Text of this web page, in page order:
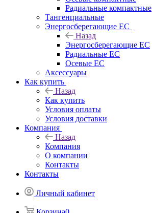
Радиальные компактные
Тангенциальные
Энергосберегающие EC
Назад
Энергосберегающие EC
Радиальные EC
Осевые EC
Аксессуары
Как купить
Назад
Как купить
Условия оплаты
Условия доставки
Компания
Назад
Компания
О компании
Контакты
Контакты
Личный кабинет